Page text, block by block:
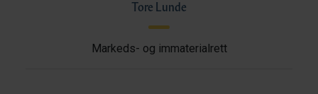
Tore Lunde
Markeds- og immaterialrett